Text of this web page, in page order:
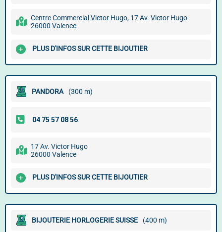
Centre Commercial Victor Hugo, 17 Av. Victor Hugo
26000 Valence
PLUS D'INFOS SUR CETTE BIJOUTIER
PANDORA (300 m)
17 Av. Victor Hugo
26000 Valence
PLUS D'INFOS SUR CETTE BIJOUTIER
BIJOUTERIE HORLOGERIE SUISSE (400 m)